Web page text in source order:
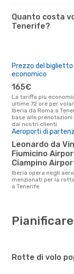
Quanto costa
Tenerife?
Prezzo del biglietto
economico
165€
La tariffa più economica delle
ultime 72 ore per
Iberia da Roma a
base alle
dai nostri clienti.
Aeroporti di
Leonardo da Vinci-
Fiumicino
Ciampino
Iberia opera negli aeroporti
menzionati per la
a Tenerife
Rotte di volo